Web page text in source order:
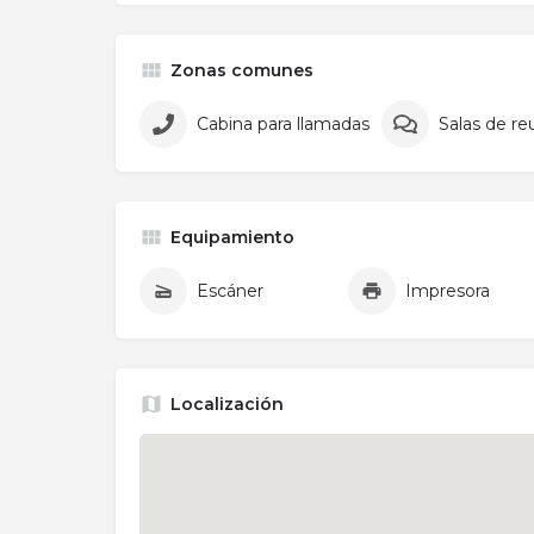
Zonas comunes
Cabina para llamadas Salas de
Equipamiento
Escáner Impresora
Localización